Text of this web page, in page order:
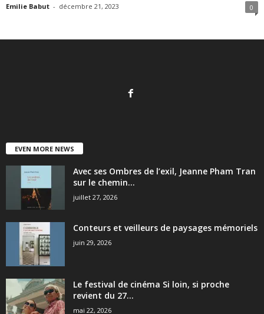
Emilie Babut - décembre 21, 2023 0
EVEN MORE NEWS
Avec ses Ombres de l’exil, Jeanne Pham Tran
sur le chemin...
juillet 27, 2026
Conteurs et veilleurs de paysages mémoriels
juin 29, 2026
Le festival de cinéma Si loin, si proche
revient du 27...
mai 22, 2026